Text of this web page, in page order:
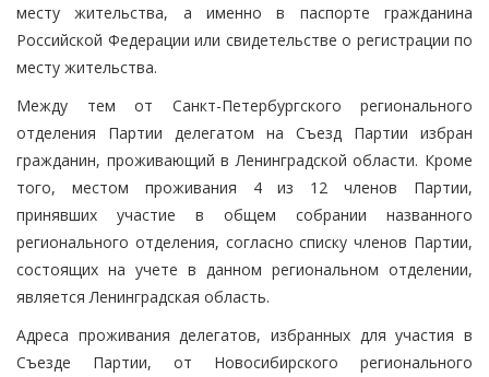
месту жительства, а именно в паспорте гражданина
Российской Федерации или свидетельстве о регистрации по
месту жительства.
Между тем от Санкт-Петербургского регионального
отделения Партии делегатом на Съезд Партии избран
гражданин, проживающий в Ленинградской области. Кроме
того, местом проживания 4 из 12 членов Партии,
принявших участие в общем собрании названного
регионального отделения, согласно списку членов Партии,
состоящих на учете в данном региональном отделении,
является Ленинградская область.
Адреса проживания делегатов, избранных для участия в
Съезде Партии, от Новосибирского регионального